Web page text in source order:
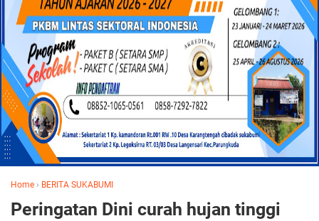
Home › BERITA SUKABUMI
Peringatan Dini curah hujan tinggi